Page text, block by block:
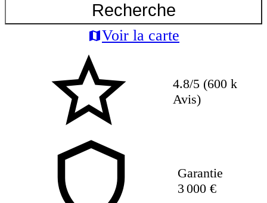
Recherche
Voir la carte
4.8/5 (600 k
Avis)
Garantie
3 000 €